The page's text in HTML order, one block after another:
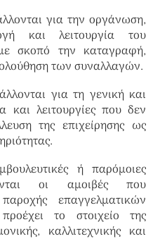
για την οργάνωση,
και λειτουργία του
σκοπό την καταγραφή,
των συναλλαγών.
για τη γενική και
και λειτουργίες που δεν
της επιχείρησης ως
ή παρόμοιες
οι αμοιβές που
επαγγελματικών
το στοιχείο της
καλλιτεχνικής και